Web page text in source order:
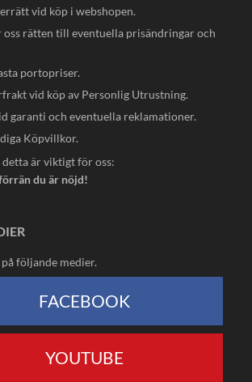
vid köp i webshopen.
rätten till eventuella prisändringar och
portopriser.
vid köp av Personlig Utrustning.
garanti och eventuella reklamationer.
Köpvillkor.
detta är viktigt för oss:
du är nöjd!
följande medier.
FACEBOOK
YOUTUBE